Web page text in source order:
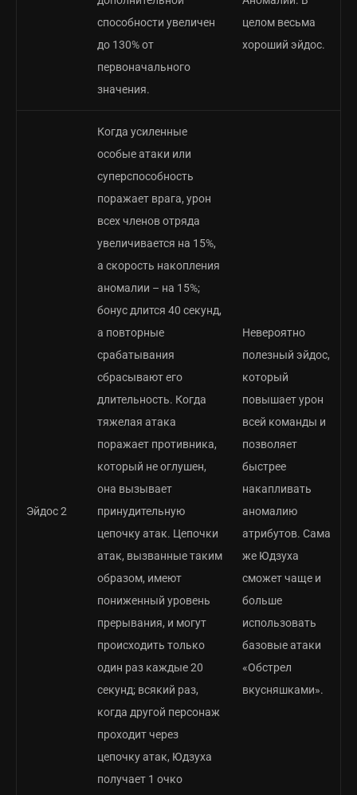
способности увеличен
до 130% от
первоначального
значения.
целом весьма
хороший эйдос.
Эйдос 2
Когда усиленные
особые атаки или
суперспособность
поражает врага, урон
всех членов отряда
увеличивается на 15%,
а скорость накопления
аномалии – на 15%;
бонус длится 40 секунд,
а повторные
срабатывания
сбрасывают его
длительность. Когда
тяжелая атака
поражает противника,
который не оглушен,
она вызывает
принудительную
цепочку атак. Цепочки
атак, вызванные таким
образом, имеют
пониженный уровень
прерывания, и могут
происходить только
один раз каждые 20
секунд; всякий раз,
когда другой персонаж
проходит через
цепочку атак, Юдзуха
получает 1 очко
Невероятно
полезный эйдос,
который
повышает урон
всей команды и
позволяет
быстрее
накапливать
аномалию
атрибутов. Сама
же Юдзуха
сможет чаще и
больше
использовать
базовые атаки
«Обстрел
вкусняшками».